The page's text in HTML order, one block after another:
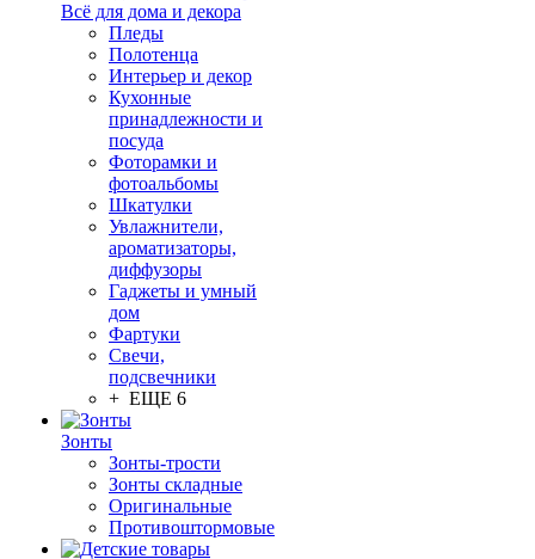
Всё для дома и декора
Пледы
Полотенца
Интерьер и декор
Кухонные
принадлежности и
посуда
Фоторамки и
фотоальбомы
Шкатулки
Увлажнители,
ароматизаторы,
диффузоры
Гаджеты и умный
дом
Фартуки
Свечи,
подсвечники
+ ЕЩЕ 6
Зонты
Зонты-трости
Зонты складные
Оригинальные
Противоштормовые